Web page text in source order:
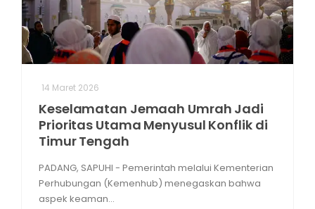
14 Maret 2026
Keselamatan Jemaah Umrah Jadi
Prioritas Utama Menyusul Konflik di
Timur Tengah
PADANG, SAPUHI - Pemerintah melalui Kementerian
Perhubungan (Kemenhub) menegaskan bahwa
aspek keaman...